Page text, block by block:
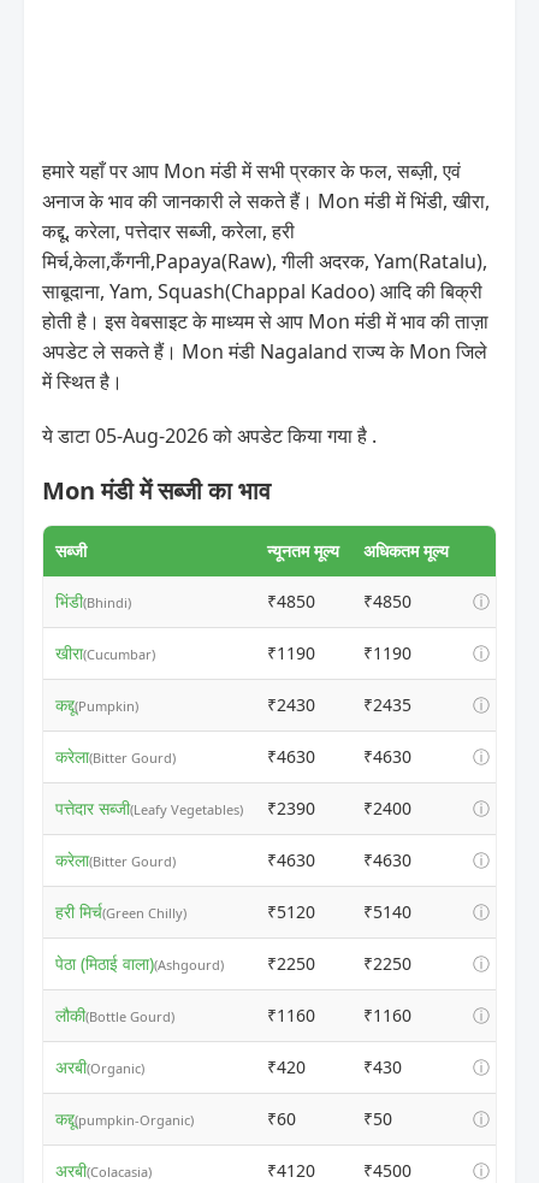
हमारे यहाँ पर आप Mon मंडी में सभी प्रकार के फल, सब्ज़ी, एवं
अनाज के भाव की जानकारी ले सकते हैं। Mon मंडी में भिंडी, खीरा,
कद्दू, करेला, पत्तेदार सब्जी, करेला, हरी
मिर्च,केला,कँगनी,Papaya(Raw), गीली अदरक, Yam(Ratalu),
साबूदाना, Yam, Squash(Chappal Kadoo) आदि की बिक्री
होती है। इस वेबसाइट के माध्यम से आप Mon मंडी में भाव की ताज़ा
अपडेट ले सकते हैं। Mon मंडी Nagaland राज्य के Mon जिले
में स्थित है।
ये डाटा 05-Aug-2026 को अपडेट किया गया है .
Mon मंडी में सब्जी का भाव
सब्जी न्यूनतम मूल्य अधिकतम मूल्य
भिंडी(Bhindi) ₹4850 ₹4850 ⓘ
खीरा(Cucumbar) ₹1190 ₹1190 ⓘ
कद्दू(Pumpkin) ₹2430 ₹2435 ⓘ
करेला(Bitter Gourd) ₹4630 ₹4630 ⓘ
पत्तेदार सब्जी(Leafy Vegetables) ₹2390 ₹2400 ⓘ
करेला(Bitter Gourd) ₹4630 ₹4630 ⓘ
हरी मिर्च(Green Chilly) ₹5120 ₹5140 ⓘ
पेठा (मिठाई वाला)(Ashgourd) ₹2250 ₹2250 ⓘ
लौकी(Bottle Gourd) ₹1160 ₹1160 ⓘ
अरबी(Organic) ₹420 ₹430 ⓘ
कद्दू(pumpkin-Organic) ₹60 ₹50 ⓘ
अरबी(Colacasia) ₹4120 ₹4500 ⓘ